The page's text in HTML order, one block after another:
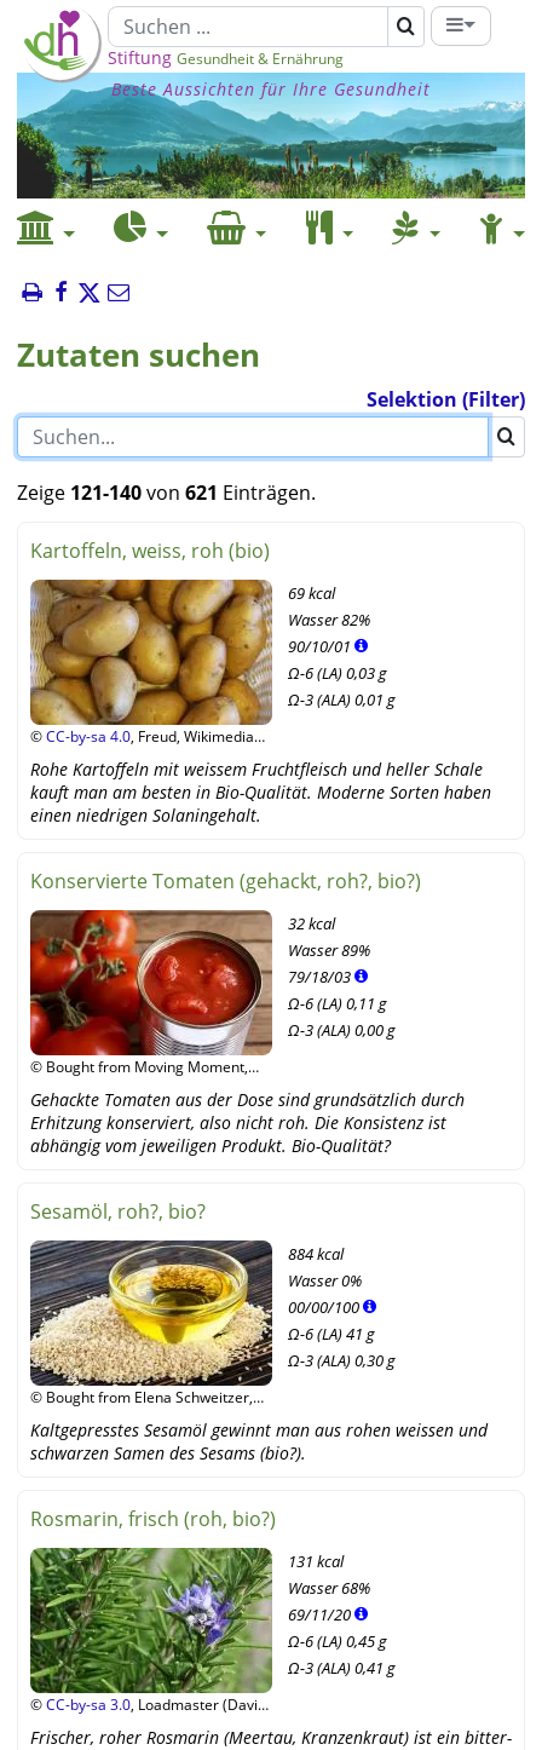
Stiftung Gesundheit & Ernährung
Beste Aussichten für Ihre Gesundheit
Zutaten suchen
Selektion (Filter)
Zeige 121-140von 621 Einträgen.
Kartoffeln, weiss, roh (bio)
©CC-by-sa 4.0, Freud, Wikimedia
69 kcal
Wasser82%
90/10/01
Ω-6 (LA) 0,03 g
Ω-3 (ALA) 0,01 g
Rohe Kartoffeln mit weissem Fruchtfleisch und heller Schale
kauft man am besten in Bio-Qualität. Moderne Sorten haben
einen niedrigen Solaningehalt.
Konservierte Tomaten (gehackt, roh?, bio?)
© Bought from Moving Moment,
32 kcal
Wasser89%
79/18/03
Ω-6 (LA) 0,11 g
Ω-3 (ALA) 0,00 g
Gehackte Tomaten aus der Dose sind grundsätzlich durch
Erhitzung konserviert, also nicht roh. Die Konsistenz ist
abhängig vom jeweiligen Produkt. Bio-Qualität?
Sesamöl, roh?, bio?
© Bought from Elena Schweitzer,
884 kcal
Wasser0%
00/00/100
Ω-6 (LA) 41 g
Ω-3 (ALA) 0,30 g
Kaltgepresstes Sesamöl gewinnt man aus rohen weissen und
schwarzen Samen des Sesams (bio?).
Rosmarin, frisch (roh, bio?)
©CC-by-sa 3.0, Loadmaster (David
131 kcal
Wasser68%
69/11/20
Ω-6 (LA) 0,45 g
Ω-3 (ALA) 0,41 g
Frischer, roher Rosmarin (Meertau, Kranzenkraut) ist ein bitter-